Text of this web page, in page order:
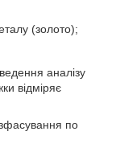
(золото);
аналізу
відміряє
по